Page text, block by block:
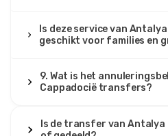
TI
Tatiana Ivanov
De bus was vlekkeloos en
beleefd en geduldig. We
Is deze service van
geschikt voor families en
9. Wat is het
Cappadocië transfers?
Is de transfer van